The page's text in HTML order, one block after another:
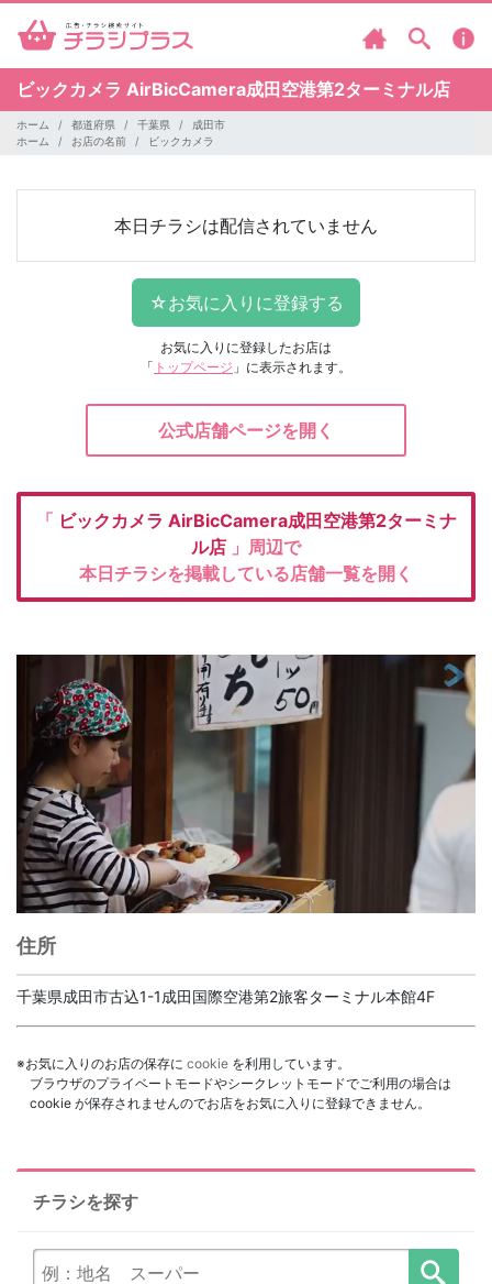
ビックカメラ AirBicCamera成田空港第2ターミナル店
ホーム 都道府県 千葉県
成田市
ホーム
お店の名前 ビックカメラ
本日チラシは配信されていません
お気に入りに登録したお店は
「 トップページ 」に表示されます。
公式店舗ページを開く
「 ビックカメラ AirBicCamera成田空港第2ターミナ
ル店 」周辺で
本日チラシを掲載している店舗一覧を開く
住所
千葉県成田市古込1-1成田国際空港第2旅客ターミナル本館4F
※お気に入りのお店の保存に cookie を利用しています。
ブラウザのプライベートモードやシークレットモードでご利用の場合は
cookie が保存されませんのでお店をお気に入りに登録できません。
チラシを探す